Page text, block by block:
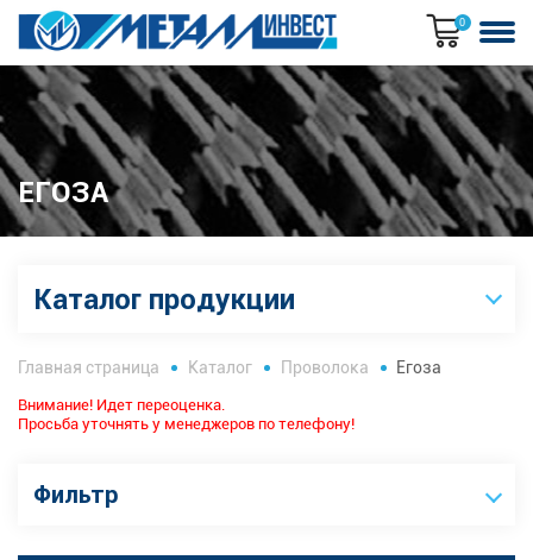
0
ЕГОЗА
Каталог продукции
Главная страница Каталог Проволока Егоза
Внимание! Идет переоценка.
Просьба уточнять у менеджеров по телефону!
Фильтр